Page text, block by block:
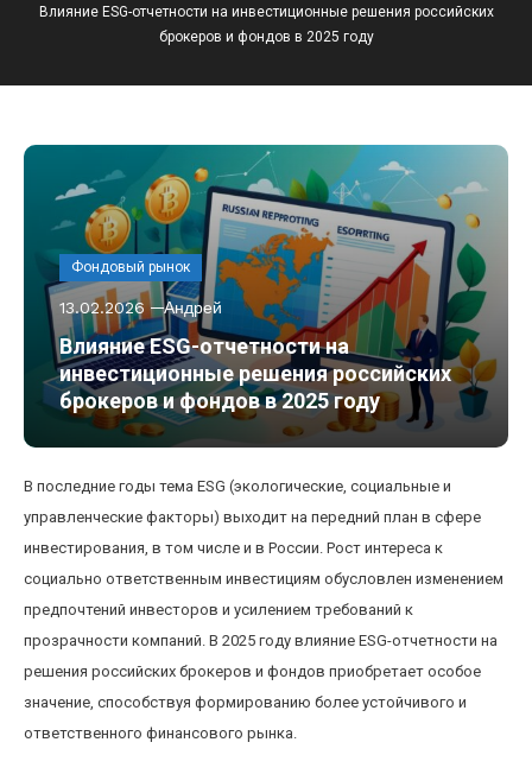
Влияние ESG-отчетности на инвестиционные решения российских
брокеров и фондов в 2025 году
Фондовый рынок
13.02.2026 Андрей
Влияние ESG-отчетности на
инвестиционные решения российских
брокеров и фондов в 2025 году
В последние годы тема ESG (экологические, социальные и
управленческие факторы) выходит на передний план в сфере
инвестирования, в том числе и в России. Рост интереса к
социально ответственным инвестициям обусловлен изменением
предпочтений инвесторов и усилением требований к
прозрачности компаний. В 2025 году влияние ESG-отчетности на
решения российских брокеров и фондов приобретает особое
значение, способствуя формированию более устойчивого и
ответственного финансового рынка.